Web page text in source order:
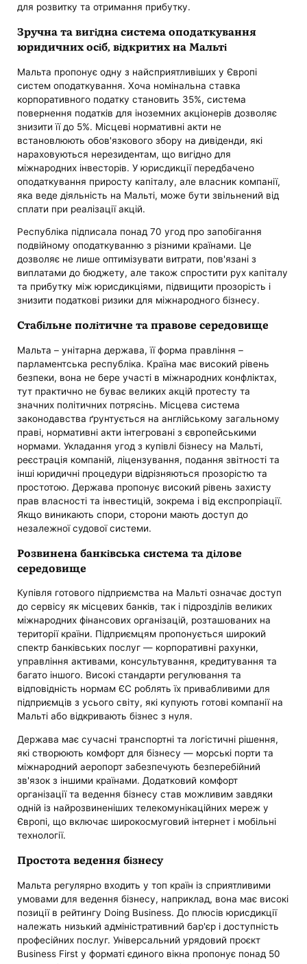
для розвитку та отримання прибутку.
Зручна та вигідна система оподаткування
юридичних осіб, відкритих на Мальті
Мальта пропонує одну з найсприятливіших у Європі
систем оподаткування. Хоча номінальна ставка
корпоративного податку становить 35%, система
повернення податків для іноземних акціонерів дозволяє
знизити її до 5%. Місцеві нормативні акти не
встановлюють обов'язкового збору на дивіденди, які
нараховуються нерезидентам, що вигідно для
міжнародних інвесторів. У юрисдикції передбачено
оподаткування приросту капіталу, але власник компанії,
яка веде діяльність на Мальті, може бути звільнений від
сплати при реалізації акцій.
Республіка підписала понад 70 угод про запобігання
подвійному оподаткуванню з різними країнами. Це
дозволяє не лише оптимізувати витрати, пов'язані з
виплатами до бюджету, але також спростити рух капіталу
та прибутку між юрисдикціями, підвищити прозорість і
знизити податкові ризики для міжнародного бізнесу.
Стабільне політичне та правове середовище
Мальта – унітарна держава, її форма правління –
парламентська республіка. Країна має високий рівень
безпеки, вона не бере участі в міжнародних конфліктах,
тут практично не буває великих акцій протесту та
значних політичних потрясінь. Місцева система
законодавства ґрунтується на англійському загальному
праві, нормативні акти інтегровані з європейськими
нормами. Укладання угод з купівлі бізнесу на Мальті,
реєстрація компаній, ліцензування, подання звітності та
інші юридичні процедури відрізняються прозорістю та
простотою. Держава пропонує високий рівень захисту
прав власності та інвестицій, зокрема і від експропріації.
Якщо виникають спори, сторони мають доступ до
незалежної судової системи.
Розвинена банківська система та ділове
середовище
Купівля готового підприємства на Мальті означає доступ
до сервісу як місцевих банків, так і підрозділів великих
міжнародних фінансових організацій, розташованих на
території країни. Підприємцям пропонується широкий
спектр банківських послуг — корпоративні рахунки,
управління активами, консультування, кредитування та
багато іншого. Високі стандарти регулювання та
відповідність нормам ЄС роблять їх привабливими для
підприємців з усього світу, які купують готові компанії на
Мальті або відкривають бізнес з нуля.
Держава має сучасні транспортні та логістичні рішення,
які створюють комфорт для бізнесу — морські порти та
міжнародний аеропорт забезпечують безперебійний
зв'язок з іншими країнами. Додатковий комфорт
організації та ведення бізнесу став можливим завдяки
одній із найрозвиненіших телекомунікаційних мереж у
Європі, що включає широкосмуговий інтернет і мобільні
технології.
Простота ведення бізнесу
Мальта регулярно входить у топ країн із сприятливими
умовами для ведення бізнесу, наприклад, вона має високі
позиції в рейтингу Doing Business. До плюсів юрисдикції
належать низький адміністративний бар'єр і доступність
професійних послуг. Універсальний урядовий проєкт
Business First у форматі єдиного вікна пропонує понад 50